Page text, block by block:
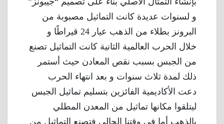
و لسنوات عديدة كانت التماثيل مصبوبة من
البرونز بطلاء من الذهب عيار 24 قيراطًا و
خلال الحرب العالمية الثانية كانت التماثيل تصنع
من الجبس بسبب نقص المعادن حيث أستمر
ذلك لمدة ثلاث سنوات و بعد انتهاء الحرب
دعت الأكاديمية الفائزين بتسليم تماثيل الجبس
ليتلقوا مكانها تماثيل من المعدن المطلي
بالذهب أما فى وقتنا الحالى فتصنع التماثيل من